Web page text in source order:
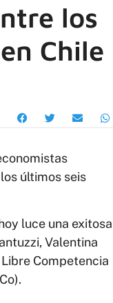
los
Chile
últimos seis
luce una exitosa
Valentina
Competencia